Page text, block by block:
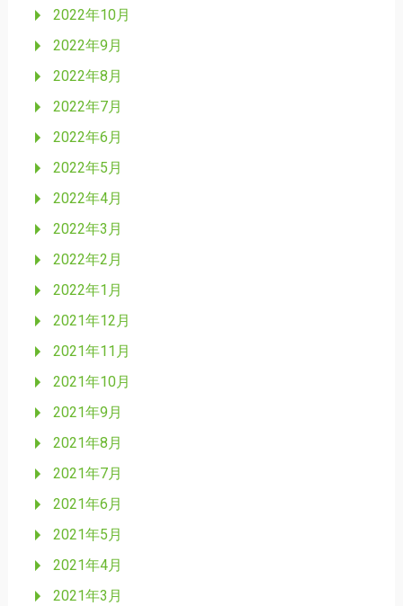
2022年10月
2022年9月
2022年8月
2022年7月
2022年6月
2022年5月
2022年4月
2022年3月
2022年2月
2022年1月
2021年12月
2021年11月
2021年10月
2021年9月
2021年8月
2021年7月
2021年6月
2021年5月
2021年4月
2021年3月